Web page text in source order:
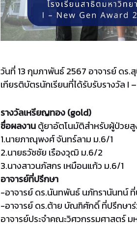
วันที่ 13 กุมภาพันธ์ 2567 อาจารย์ ดร
เกียรติบัตรนักเรียนที่ได้รับรับรางวัล I
รางวัลเหรียญทอง (gold)
ชื่อผลงานตู้ยาอัตโนมัติสำหรับผู้ป่วยสู
1.นายภาณุพงศ์ จันทร์ลาม ม.6/1
2.นายธวัชชัย เรืองวุฒิ ม.6/2
3.นางสาวนภัสกร เหมือนแก้ว ม.6/1
อาจารย์ที่ปรึกษา
-อาจารย์ ดร.นันทพันธ์ นภัทรานันทน์
-อาจารย์ ดร.ต้าย บัณฑิศักดิ์ ที่ปรึกษา
อาจารย์ประจำคณะวิศวกรรมศาสตร์